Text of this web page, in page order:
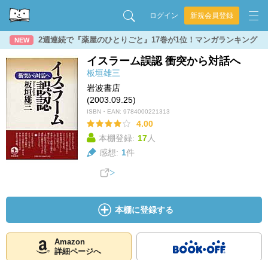
ログイン 新規会員登録
NEW 2週連続で『薬屋のひとりごと』17巻が1位！マンガランキング
イスラーム誤認 衝突から対話へ
板垣雄三
岩波書店
(2003.09.25)
ISBN・EAN: 9784000221313
4.00
本棚登録: 17人
感想: 1件
本棚に登録する
Amazon
詳細ページへ